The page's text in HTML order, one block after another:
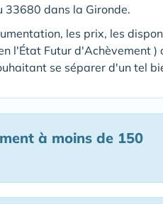
33680 dans la Gironde.
les prix, les
l'État Futur d'Achèvement )
se séparer d'un tel
à moins de 150